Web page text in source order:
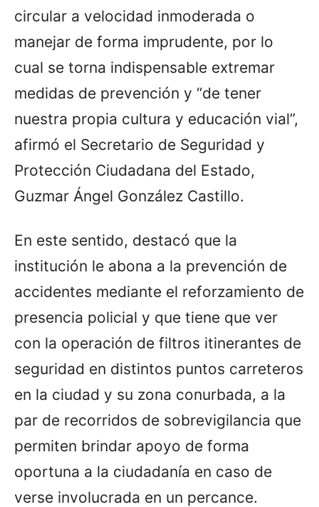
circular a velocidad inmoderada o
manejar de forma imprudente, por lo
cual se torna indispensable extremar
medidas de prevención y “de tener
nuestra propia cultura y educación vial”,
afirmó el Secretario de Seguridad y
Protección Ciudadana del Estado,
Guzmar Ángel González Castillo.
En este sentido, destacó que la
institución le abona a la prevención de
accidentes mediante el reforzamiento de
presencia policial y que tiene que ver
con la operación de filtros itinerantes de
seguridad en distintos puntos carreteros
en la ciudad y su zona conurbada, a la
par de recorridos de sobrevigilancia que
permiten brindar apoyo de forma
oportuna a la ciudadanía en caso de
verse involucrada en un percance.